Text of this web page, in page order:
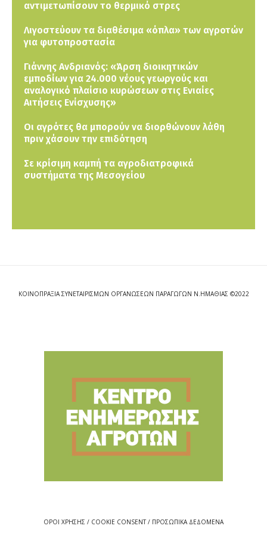
αντιμετωπίσουν το θερμικό στρες
Λιγοστεύουν τα διαθέσιμα «όπλα» των αγροτών
για φυτοπροστασία
Γιάννης Ανδριανός: «Άρση διοικητικών
εμποδίων για 24.000 νέους γεωργούς και
αναλογικό πλαίσιο κυρώσεων στις Ενιαίες
Αιτήσεις Ενίσχυσης»
Οι αγρότες θα μπορούν να διορθώνουν λάθη
πριν χάσουν την επιδότηση
Σε κρίσιμη καμπή τα αγροδιατροφικά
συστήματα της Μεσογείου
ΚΟΙΝΟΠΡΑΞΙΑ ΣΥΝΕΤΑΙΡΙΣΜΩΝ ΟΡΓΑΝΩΣΕΩΝ ΠΑΡΑΓΩΓΩΝ Ν.ΗΜΑΘΙΑΣ ©2022
ΟΡΟΙ ΧΡΗΣΗΣ / COOKIE CONSENT / ΠΡΟΣΩΠΙΚΑ ΔΕΔΟΜΕΝΑ